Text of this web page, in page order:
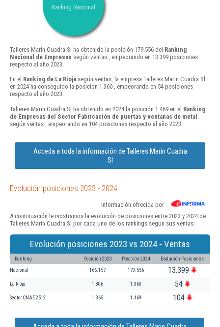
Ranking Nacional
Talleres Marin Cuadra Sl ha obtenido la posición 179.556 del Ranking
Nacional de Empresas según ventas , empeorando en 13.399 posiciones
respecto al año 2023.
En el Ranking de La Rioja según ventas, la empresa Talleres Marin Cuadra Sl
en 2024 ha conseguido la posición 1.360 , empeorando en 54 posiciones
respecto al año 2023.
Talleres Marin Cuadra Sl ha obtenido en 2024 la posición 1.469 en el Ranking
de Empresas del Sector Fabricación de puertas y ventanas de metal
según ventas , empeorando en 104 posiciones respecto al año 2023.
Acceda a toda la información de Talleres Marin Cuadra
Sl
Evolución posiciones 2023 - 2024
Información ofrecida por
A continuación le mostramos la evolución de posiciones entre 2023 y 2024 de
Talleres Marin Cuadra Sl por cada uno de los rankings según sus ventas:
Evolución posiciones 2023 vs 2024 - Ventas
Ranking Posición 2023 Posición 2024 Evolución Posiciones
Nacional 166.157 179.556 13.399
La Rioja 1.306 1.360 54
Sector CNAE 2512 1.365 1.469 104